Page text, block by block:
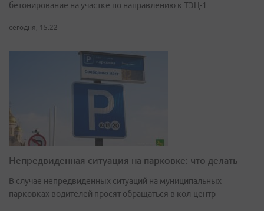
бетонирование на участке по направлению к ТЭЦ-1
сегодня, 15:22
Непредвиденная ситуация на парковке: что делать
В случае непредвиденных ситуаций на муниципальных
парковках водителей просят обращаться в кол-центр